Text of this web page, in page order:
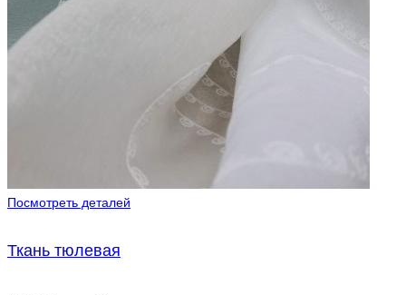
Посмотреть деталей
Ткань тюлевая